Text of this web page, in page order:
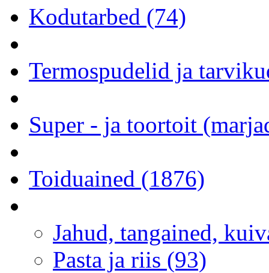
Kodutarbed (74)
Termospudelid ja
Super - ja toortoit
Toiduained (1876)
Jahud, tangained,
Pasta ja riis (93)